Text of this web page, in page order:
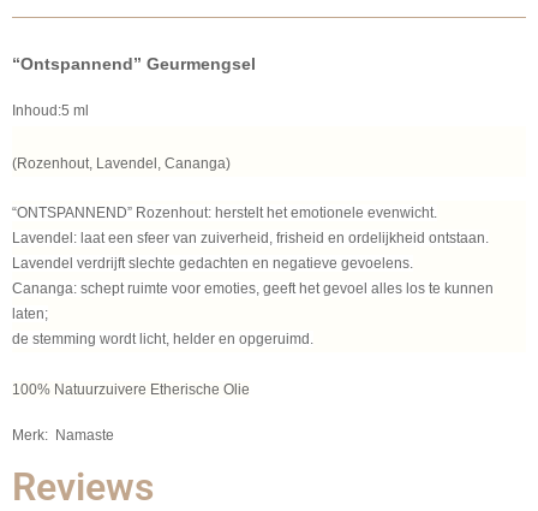
“Ontspannend” Geurmengsel
Inhoud:5 ml
(Rozenhout, Lavendel, Cananga)
“ONTSPANNEND” Rozenhout: herstelt het emotionele evenwicht.
Lavendel: laat een sfeer van zuiverheid, frisheid en ordelijkheid ontstaan.
Lavendel verdrijft slechte gedachten en negatieve gevoelens.
Cananga: schept ruimte voor emoties, geeft het gevoel alles los te kunnen
laten;
de stemming wordt licht, helder en opgeruimd.
100% Natuurzuivere Etherische Olie
Merk: Namaste
Reviews